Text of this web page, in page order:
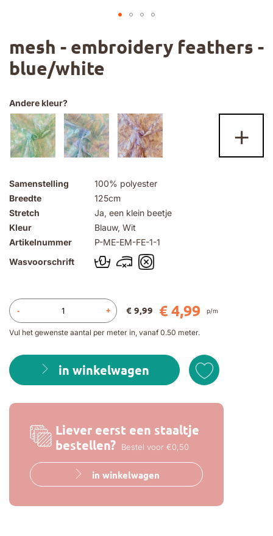
mesh - embroidery feathers -
blue/white
Samenstelling
100% polyester
Breedte
125cm
Stretch
Ja, een klein beetje
Kleur
Blauw, Wit
Artikelnummer
P-ME-EM-FE-1-1
Wasvoorschrift
- +
Vul het gewenste aantal per meter in, vanaf 0.50 meter.
in winkelwagen
Liever eerst een staaltje
bestellen?
Bestel voor €0,50
in winkelwagen
€ 4,99
€ 9,99 p/m
Andere kleur?
+
het
begin
van
afbeeldingen-
gallerij